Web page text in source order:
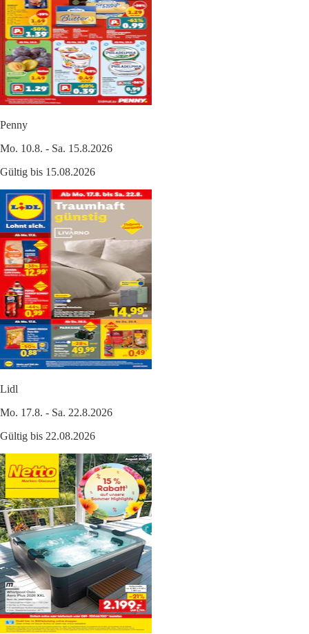
Penny
Mo. 10.8. - Sa. 15.8.2026
Gültig bis 15.08.2026
Lidl
Mo. 17.8. - Sa. 22.8.2026
Gültig bis 22.08.2026